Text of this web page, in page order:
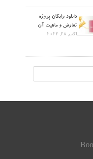
دانلود رایگان پروژه
تعارض و ماهیت آن
اکتبر 28, 2024